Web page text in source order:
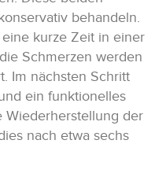
behandeln.
kurze Zeit in einer
Schmerzen werden
Im nächsten Schritt
ein funktionelles
Wiederherstellung der
nach etwa sechs